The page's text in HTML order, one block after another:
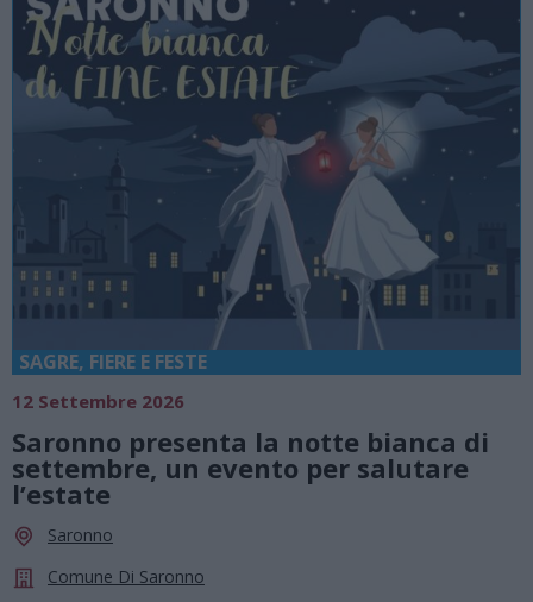
SAGRE, FIERE E FESTE
12 Settembre 2026
Saronno presenta la notte bianca di
settembre, un evento per salutare
l’estate
Saronno
Comune Di Saronno